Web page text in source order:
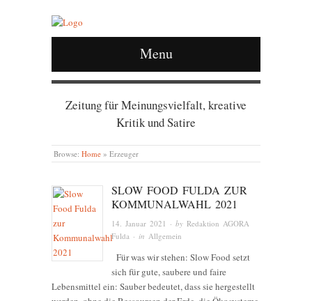
Menu
Zeitung für Meinungsvielfalt, kreative
Kritik und Satire
Browse: Home » Erzeuger
SLOW FOOD FULDA ZUR
KOMMUNALWAHL 2021
14. Januar 2021 · byRedaktion AGORA
Fulda · inAllgemein
Für was wir stehen: Slow Food setzt
sich für gute, saubere und faire
Lebensmittel ein: Sauber bedeutet, dass sie hergestellt